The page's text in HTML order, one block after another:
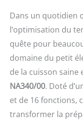
Dans un quotidien
l’optimisation du
quête pour
domaine du petit
de la cuisson saine
NA340/00. Doté
et de 16 fonctions,
transformer la